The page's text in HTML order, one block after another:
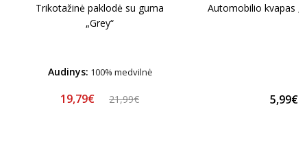
Trikotažinė paklodė su guma
„Grey“
Audinys: 100% medvilnė
19,79€ 21,99€
Automobilio kvapas
5,99€